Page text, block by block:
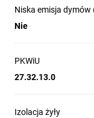
Niska emisja dymów
Nie
PKWiU
27.32.13.0
Izolacja żyły